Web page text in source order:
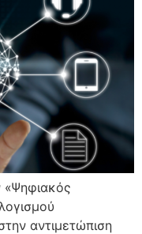
αντιμετώπιση